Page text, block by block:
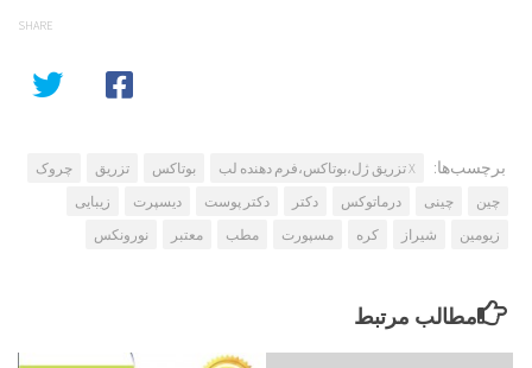
SHARE
برچسب‌ها: X تزریق ژل،بوتاکس،فرم دهنده لب بوتاکس تزریق
چروک
چین
چینی درماتوکس دکتر دکتر پوست دیسپرت
زیبایی
زیومین
شیراز کره مسپورت مطب معتبر نورونکس
مطالب مرتبط